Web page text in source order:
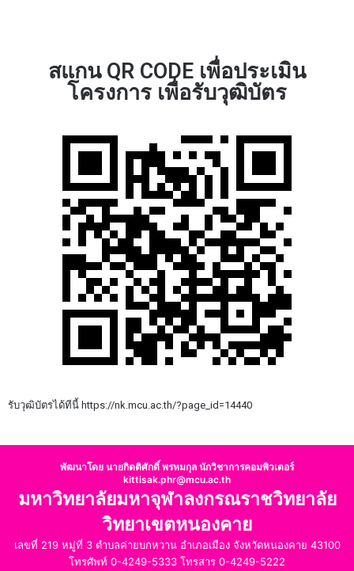
สแกน QR CODE เพื่อประเมิน
โครงการ เพื่อรับวุฒิบัตร
รับวุฒิบัตรได้ทีนี้ https://nk.mcu.ac.th/?page_id=14440
พัฒนาโดย นายกิตติศักดิ์ พรหมกุล นักวิชาการคอมพิวเตอร์
kittisak.phr@mcu.ac.th
มหาวิทยาลัยมหาจุฬาลงกรณราชวิทยาลัย
วิทยาเขตหนองคาย
เลขที่ 219 หมู่ที่ 3 ตำบลค่ายบกหวาน อำเภอเมือง จังหวัดหนองคาย 43100
โทรศัพท์ 0-4249-5333 โทรสาร 0-4249-5222